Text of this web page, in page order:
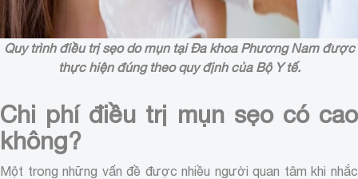
Quy trình điều trị sẹo do mụn tại Đa khoa Phương Nam được
thực hiện đúng theo quy định của Bộ Y tế.
Chi phí điều trị mụn sẹo có cao
không?
Một trong những vấn đề được nhiều người quan tâm khi nhắc